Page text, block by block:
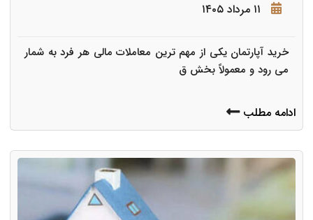
۱۱ مرداد ۱۴۰۵
خرید آپارتمان یکی از مهم ترین معاملات مالی هر فرد به شمار
می رود و معمولاً بخش ق
ادامه مطلب